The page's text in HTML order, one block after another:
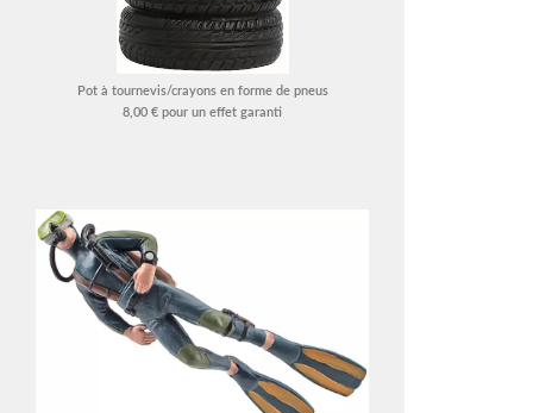
Pot à tournevis/crayons en forme de pneus
8,00 € pour un effet garanti